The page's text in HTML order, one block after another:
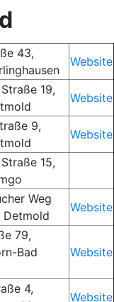
43,
Website
19,
Website
9,
Website
15,
Weg
Detmold
Website
79,
Bad
Website
4,
Website